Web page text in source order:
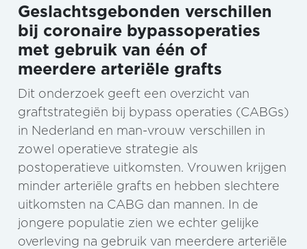
Geslachtsgebonden verschillen
bij coronaire bypassoperaties
met gebruik van één of
meerdere arteriële grafts
Dit onderzoek geeft een overzicht van
graftstrategiën bij bypass operaties (CABGs)
in Nederland en man-vrouw verschillen in
zowel operatieve strategie als
postoperatieve uitkomsten. Vrouwen krijgen
minder arteriële grafts en hebben slechtere
uitkomsten na CABG dan mannen. In de
jongere populatie zien we echter gelijke
overleving na gebruik van meerdere arteriële